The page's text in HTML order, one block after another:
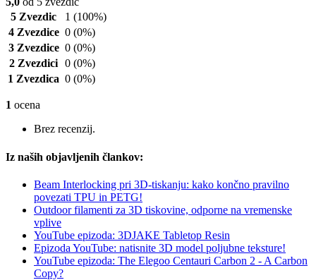
5 Zvezdic
1 (100%)
4 Zvezdice 0 (0%)
3 Zvezdice 0 (0%)
2 Zvezdici 0 (0%)
1 Zvezdica 0 (0%)
1 ocena
Brez recenzij.
Iz naših objavljenih člankov:
Beam Interlocking pri 3D-tiskanju: kako končno pravilno
povezati TPU in PETG!
Outdoor filamenti za 3D tiskovine, odporne na vremenske
vplive
YouTube epizoda: 3DJAKE Tabletop Resin
Epizoda YouTube: natisnite 3D model poljubne teksture!
YouTube epizoda: The Elegoo Centauri Carbon 2 - A Carbon
Copy?